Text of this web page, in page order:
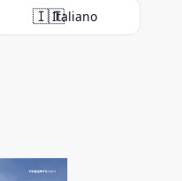
🇮🇹Italiano